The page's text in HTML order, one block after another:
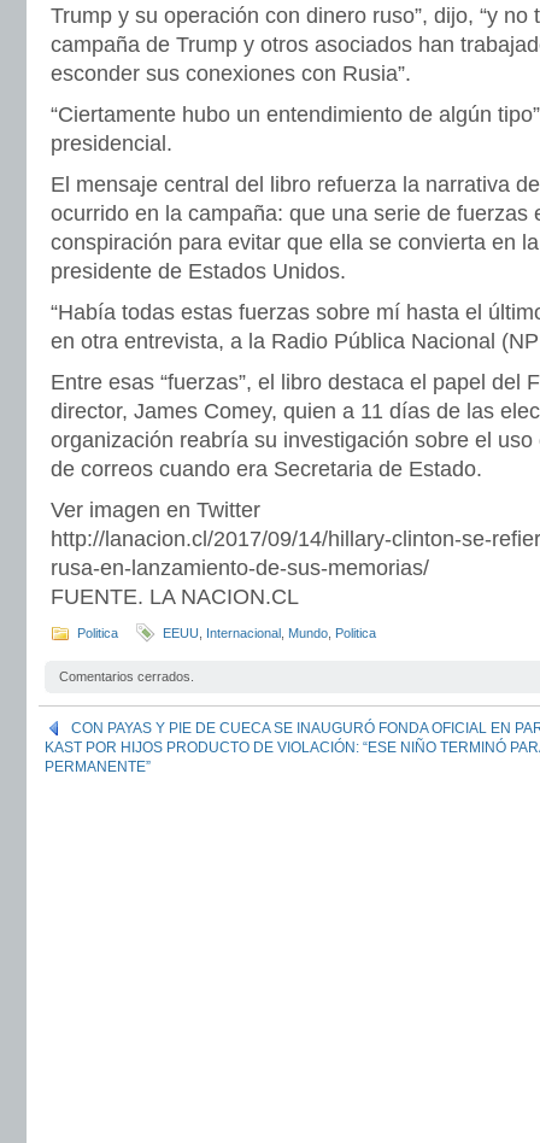
Trump y su operación con dinero ruso”, dijo, “y no
campaña de Trump y otros asociados han
esconder sus conexiones con Rusia”.
“Ciertamente hubo un entendimiento de algún
presidencial.
El mensaje central del libro refuerza la narrativa
ocurrido en la campaña: que una serie de fuerzas
conspiración para evitar que ella se convierta en
presidente de Estados Unidos.
“Había todas estas fuerzas sobre mí hasta el
en otra entrevista, a la Radio Pública Nacional
Entre esas “fuerzas”, el libro destaca el papel del
director, James Comey, quien a 11 días de las
organización reabría su investigación sobre el
de correos cuando era Secretaria de Estado.
Ver imagen en Twitter
http://lanacion.cl/2017/09/14/hillary-clinton-se-
rusa-en-lanzamiento-de-sus-memorias/
FUENTE. LA NACION.CL
Politica EEUU Internacional Mundo Politica
Comentarios cerrados.
CON PAYAS Y PIE DE CUECA SE INAUGURÓ FONDA OFICIAL EN
KAST POR HIJOS PRODUCTO DE VIOLACIÓN: “ESE NIÑO TERMINÓ
PERMANENTE”